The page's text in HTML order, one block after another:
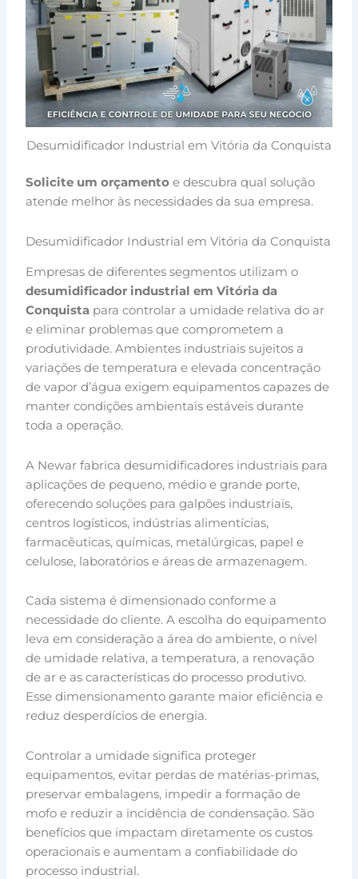
Desumidificador Industrial em Vitória da Conquista
Solicite um orçamento e descubra qual solução
atende melhor às necessidades da sua empresa.
Desumidificador Industrial em Vitória da Conquista
Empresas de diferentes segmentos utilizam o
desumidificador industrial em Vitória da
Conquista para controlar a umidade relativa do ar
e eliminar problemas que comprometem a
produtividade. Ambientes industriais sujeitos a
variações de temperatura e elevada concentração
de vapor d’água exigem equipamentos capazes de
manter condições ambientais estáveis durante
toda a operação.
A Newar fabrica desumidificadores industriais para
aplicações de pequeno, médio e grande porte,
oferecendo soluções para galpões industriais,
centros logísticos, indústrias alimentícias,
farmacêuticas, químicas, metalúrgicas, papel e
celulose, laboratórios e áreas de armazenagem.
Cada sistema é dimensionado conforme a
necessidade do cliente. A escolha do equipamento
leva em consideração a área do ambiente, o nível
de umidade relativa, a temperatura, a renovação
de ar e as características do processo produtivo.
Esse dimensionamento garante maior eficiência e
reduz desperdícios de energia.
Controlar a umidade significa proteger
equipamentos, evitar perdas de matérias-primas,
preservar embalagens, impedir a formação de
mofo e reduzir a incidência de condensação. São
benefícios que impactam diretamente os custos
operacionais e aumentam a confiabilidade do
processo industrial.